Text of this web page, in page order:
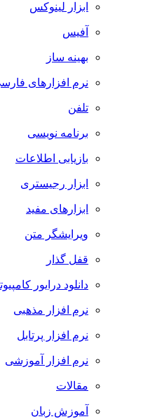
ابزار لینوکس
آفیس
بهینه ساز
نرم افزارهای فارسی
تلفن
برنامه نویسی
بازیابی اطلاعات
ابزار رجیستری
ابزارهای مفید
ویرایشگر متن
قفل گذار
دانلود درایور
نرم افزار مذهبی
نرم افزار پرتابل
نرم افزار آموزشی
مقالات
آموزش زبان